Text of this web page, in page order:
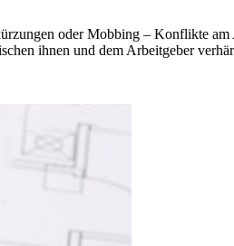
oder Mobbing – Konflikte am
ihnen und dem Arbeitgeber